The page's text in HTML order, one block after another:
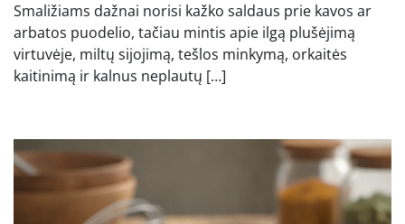
Smaližiams dažnai norisi kažko saldaus prie kavos ar
arbatos puodelio, tačiau mintis apie ilgą plušėjimą
virtuvėje, miltų sijojimą, tešlos minkymą, orkaitės
kaitinimą ir kalnus neplautų […]